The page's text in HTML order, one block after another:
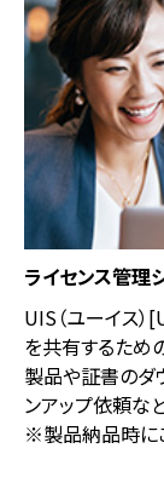
ライセンス管理
UIS（ユーイス
を共有するため
製品や証書のダ
ンアップ依頼な
※製品納品時に